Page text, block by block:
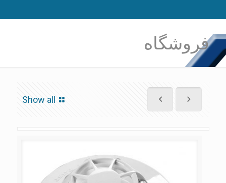
فروشگاه
Show all